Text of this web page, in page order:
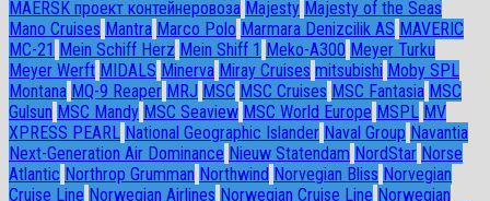
MAERSK проект контейнеровоза Majesty Majesty of the Seas
Mano Cruises Mantra Marco Polo Marmara Denizcilik AS MAVERIC
MC-21 Mein Schiff Herz Mein Shiff 1 Meko-A300 Meyer Turku
Meyer Werft MIDALS Minerva Miray Cruises mitsubishi Moby SPL
Montana MQ-9 Reaper MRJ MSC MSC Cruises MSC Fantasia MSC
Gulsun MSC Mandy MSC Seaview MSC World Europe MSPL MV
XPRESS PEARL National Geographic Islander Naval Group Navantia
Next-Generation Air Dominance Nieuw Statendam NordStar Norse
Atlantic Northrop Grumman Northwind Norvegian Bliss Norvegian
Cruise Line Norwegian Airlines Norwegian Cruise Line Norwegian